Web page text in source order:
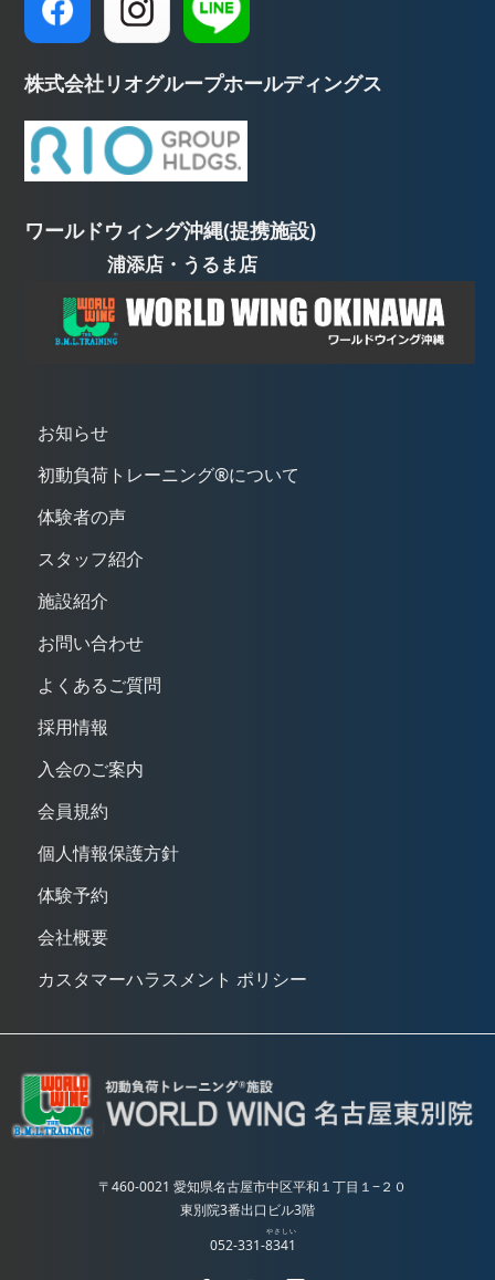
株式会社リオグループホールディングス
ワールドウィング沖縄(提携施設)
浦添店・うるま店
お知らせ
初動負荷トレーニング®について
体験者の声
スタッフ紹介
施設紹介
お問い合わせ
よくあるご質問
採用情報
入会のご案内
会員規約
個人情報保護方針
体験予約
会社概要
カスタマーハラスメント ポリシー
〒460-0021 愛知県名古屋市中区平和１丁目１−２０
東別院3番出口ビル3階
052-331-8341
やさしい